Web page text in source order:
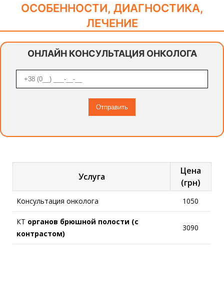
ОСОБЕННОСТИ, ДИАГНОСТИКА,
ЛЕЧЕНИЕ
ОНЛАЙН КОНСУЛЬТАЦИЯ ОНКОЛОГА
Услуга
Цена
(грн)
Консультация онколога 1050
КТ органов брюшной полости (с
контрастом)
3090